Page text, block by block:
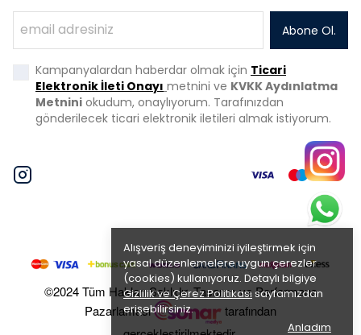
Alışveriş deneyiminizi iyileştirmek için
yasal düzenlemelere uygun çerezler
(cookies) kullanıyoruz. Detaylı bilgiye
Gizlilik ve Çerez Politikasısayfamızdan
erişebilirsiniz.
Anladım
Abone Ol.
Kampanyalardan haberdar olmak için Ticari
Elektronik İleti Onayı metnini ve KVKK Aydınlatma
Metnini okudum, onaylıyorum. Tarafınızdan
gönderilecek ticari elektronik iletileri almak istiyorum.
©2024 Tüm Hakları Saklıdır. Tasarım ve Performans
Pazarlaması
tarafından